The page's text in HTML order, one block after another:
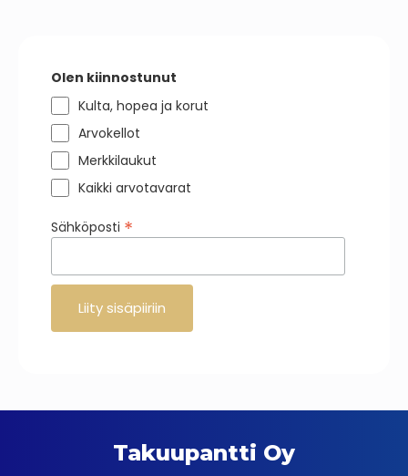
Olen kiinnostunut
Kulta, hopea ja korut
Arvokellot
Merkkilaukut
Kaikki arvotavarat
Sähköposti *
Takuupantti Oy